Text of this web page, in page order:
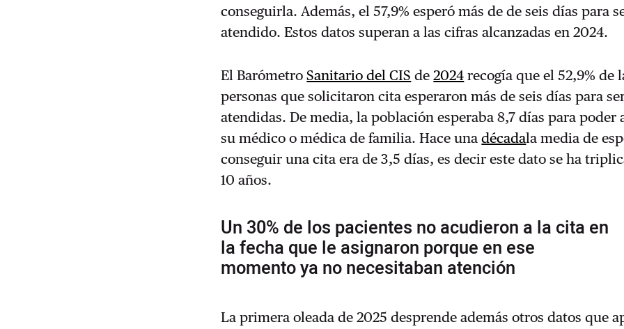
conseguirla. Además, el 57,9% esperó más de de seis días para
atendido. Estos datos superan a las cifras alcanzadas en 2024.
El BarómetroSanitario del CIS de2024 recogía que el 52,9% de
personas que solicitaron cita esperaron más de seis días para
atendidas. De media, la población esperaba 8,7 días para poder
su médico o médica de familia.Hace unadécadala media de
conseguir una cita era de 3,5 días, es decir este dato se ha
10 años.
Un 30% de los pacientes no acudieron a la cita en
la fecha que le asignaron porque en ese
momento ya no necesitaban atención
La primera oleada de 2025 desprende además otros datos que